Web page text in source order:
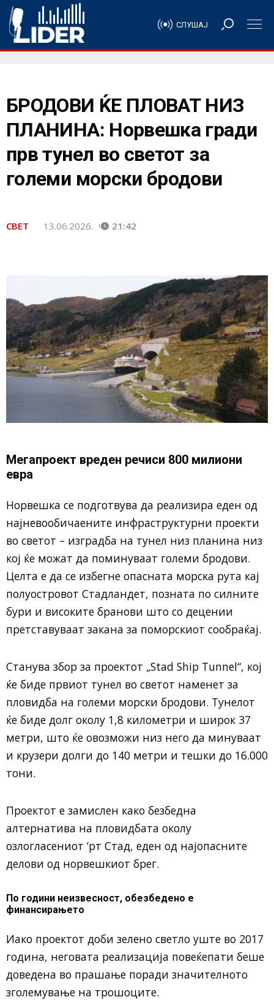
СЛУШАЈ
БРОДОВИ ЌЕ ПЛОВАТ НИЗ
ПЛАНИНА: Норвешка гради
прв тунел во светот за
големи морски бродови
СВЕТ 13.06.2026. 21:42
Мегапроект вреден речиси 800 милиони
евра
Норвешка се подготвува да реализира еден од
најневообичаените инфраструктурни проекти
во светот – изградба на тунел низ планина низ
кој ќе можат да поминуваат големи бродови.
Целта е да се избегне опасната морска рута кај
полуостровот Стадландет, позната по силните
бури и високите бранови што со децении
претставуваат закана за поморскиот сообраќај.
Станува збор за проектот „Stad Ship Tunnel“, кој
ќе биде првиот тунел во светот наменет за
пловидба на големи морски бродови. Тунелот
ќе биде долг околу 1,8 километри и широк 37
метри, што ќе овозможи низ него да минуваат
и крузери долги до 140 метри и тешки до 16.000
тони.
Проектот е замислен како безбедна
алтернатива на пловидбата околу
озлогласениот ’рт Стад, еден од најопасните
делови од норвешкиот брег.
По години неизвесност, обезбедено е
финансирањето
Иако проектот доби зелено светло уште во 2017
година, неговата реализација повеќепати беше
доведена во прашање поради значителното
зголемување на трошоците.